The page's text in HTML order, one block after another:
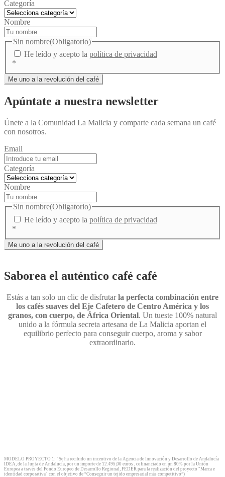
Categoría
Nombre
Sin nombre(Obligatorio)
He leído y acepto la política de privacidad
*
Apúntate a nuestra newsletter
Únete a la Comunidad La Malicia y comparte cada semana un café
con nosotros.
Email
Categoría
Nombre
Sin nombre(Obligatorio)
He leído y acepto la política de privacidad
*
Saborea el auténtico café café
Estás a tan solo un clic de disfrutarla perfecta combinación entre
los cafés suaves del Eje Cafetero de Centro América y los
granos, con cuerpo, de África Oriental. Un tueste 100% natural
unido a la fórmula secreta artesana de La Malicia aportan el
equilibrio perfecto para conseguir cuerpo, aroma y sabor
extraordinario.
MODELO PROYECTO 1: "Se ha recibido un incentivo de la Agencia de Innovación y Desarrollo de Andalucía
IDEA, de la Junta de Andalucía, por un importe de 12.495,00 euros , cofinanciado en un 80% por la Unión
Europea a través del Fondo Europeo de Desarrollo Regional, FEDER para la realización del proyecto "Marca e
identidad corporativa" con el objetivo de “Conseguir un tejido empresarial más competitivo”)